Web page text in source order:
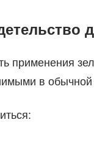
применения
в